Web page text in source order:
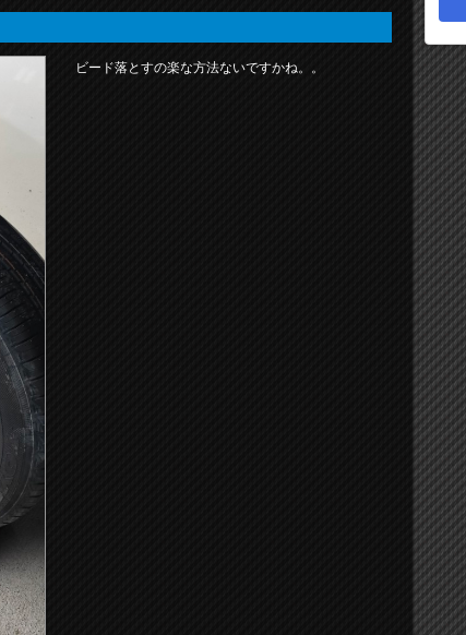
ビード落とすの楽な方法ないですかね。。